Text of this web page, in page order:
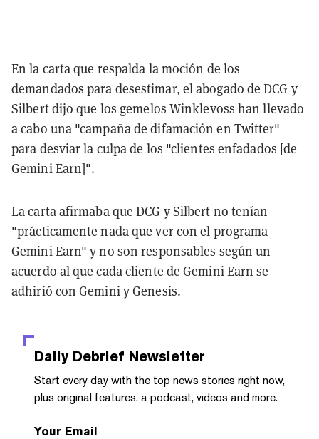
En la carta que respalda la moción de los
demandados para desestimar, el abogado de DCG y
Silbert dijo que los gemelos Winklevoss han llevado
a cabo una "campaña de difamación en Twitter"
para desviar la culpa de los "clientes enfadados [de
Gemini Earn]".
La carta afirmaba que DCG y Silbert no tenían
"prácticamente nada que ver con el programa
Gemini Earn" y no son responsables según un
acuerdo al que cada cliente de Gemini Earn se
adhirió con Gemini y Genesis.
Daily Debrief Newsletter
Start every day with the top news stories right now,
plus original features, a podcast, videos and more.
Your Email